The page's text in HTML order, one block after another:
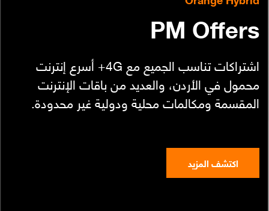
مكافآت Max it
PM Offers
اشتراكات تناسب الجميع مع 4G+ أسرع إنترنت
محمول في الأردن، والعديد من باقات الإنترنت
المقسمة ومكالمات محلية ودولية غير محدودة.
اكتشف المزيد